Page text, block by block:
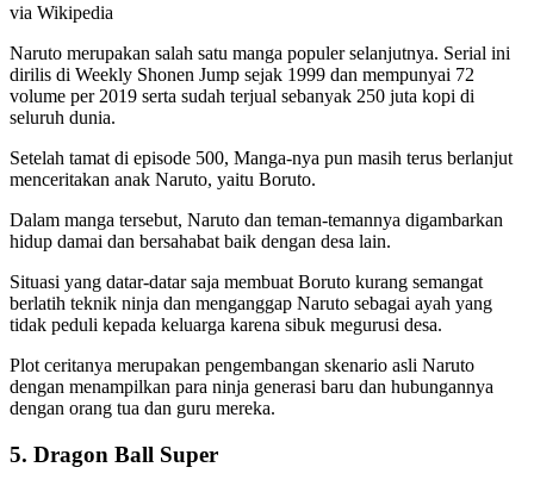
via Wikipedia
Naruto merupakan salah satu manga populer selanjutnya. Serial ini
dirilis di Weekly Shonen Jump sejak 1999 dan mempunyai 72
volume per 2019 serta sudah terjual sebanyak 250 juta kopi di
seluruh dunia.
Setelah tamat di episode 500, Manga-nya pun masih terus berlanjut
menceritakan anak Naruto, yaitu Boruto.
Dalam manga tersebut, Naruto dan teman-temannya digambarkan
hidup damai dan bersahabat baik dengan desa lain.
Situasi yang datar-datar saja membuat Boruto kurang semangat
berlatih teknik ninja dan menganggap Naruto sebagai ayah yang
tidak peduli kepada keluarga karena sibuk megurusi desa.
Plot ceritanya merupakan pengembangan skenario asli Naruto
dengan menampilkan para ninja generasi baru dan hubungannya
dengan orang tua dan guru mereka.
5. Dragon Ball Super